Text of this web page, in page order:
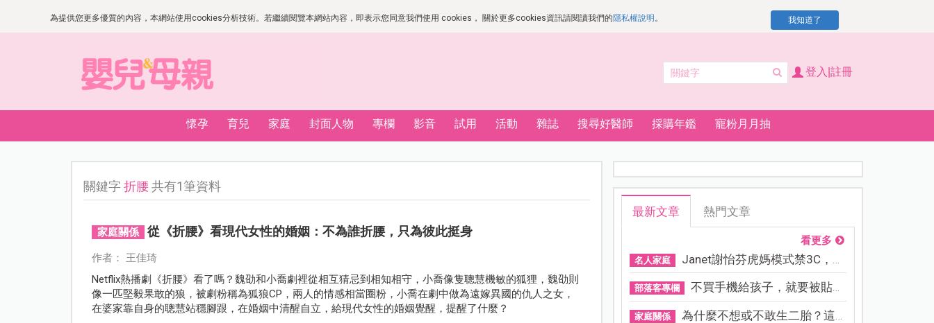
為提供您更多優質的內容，本網站使用cookies分析技術。若繼續閱覽本網站內容，即表示您同意我們使用 cookies， 關於更多cookies資訊請閱讀我們的隱私權說明 。 我知道了
登入|註冊
懷孕 育兒 家庭 封面人物 專欄 影音 試用 活動 雜誌 搜尋好醫師 採購年鑑 寵粉月月抽
關鍵字折腰共有1筆資料
家庭關係 從《折腰》看現代女性的婚姻：不為誰折腰，只為彼此挺身
作者： 王佳琦
Netflix熱播劇《折腰》看了嗎？魏劭和小喬劇裡從相互猜忌到相知相守，小喬像隻聰慧機敏的狐狸，魏劭則
像一匹堅毅果敢的狼，被劇粉稱為狐狼CP，兩人的情感相當圈粉，小喬在劇中做為遠嫁異國的仇人之女，
在婆家靠自身的聰慧站穩腳跟，在婚姻中清醒自立，給現代女性的婚姻覺醒，提醒了什麼？
最新文章 熱門文章
看更多
名人家庭 Janet謝怡芬虎媽模式禁3C，看...
部落客專欄 不買手機給孩子，就要被貼「...
家庭關係 為什麼不想或不敢生二胎？這8...